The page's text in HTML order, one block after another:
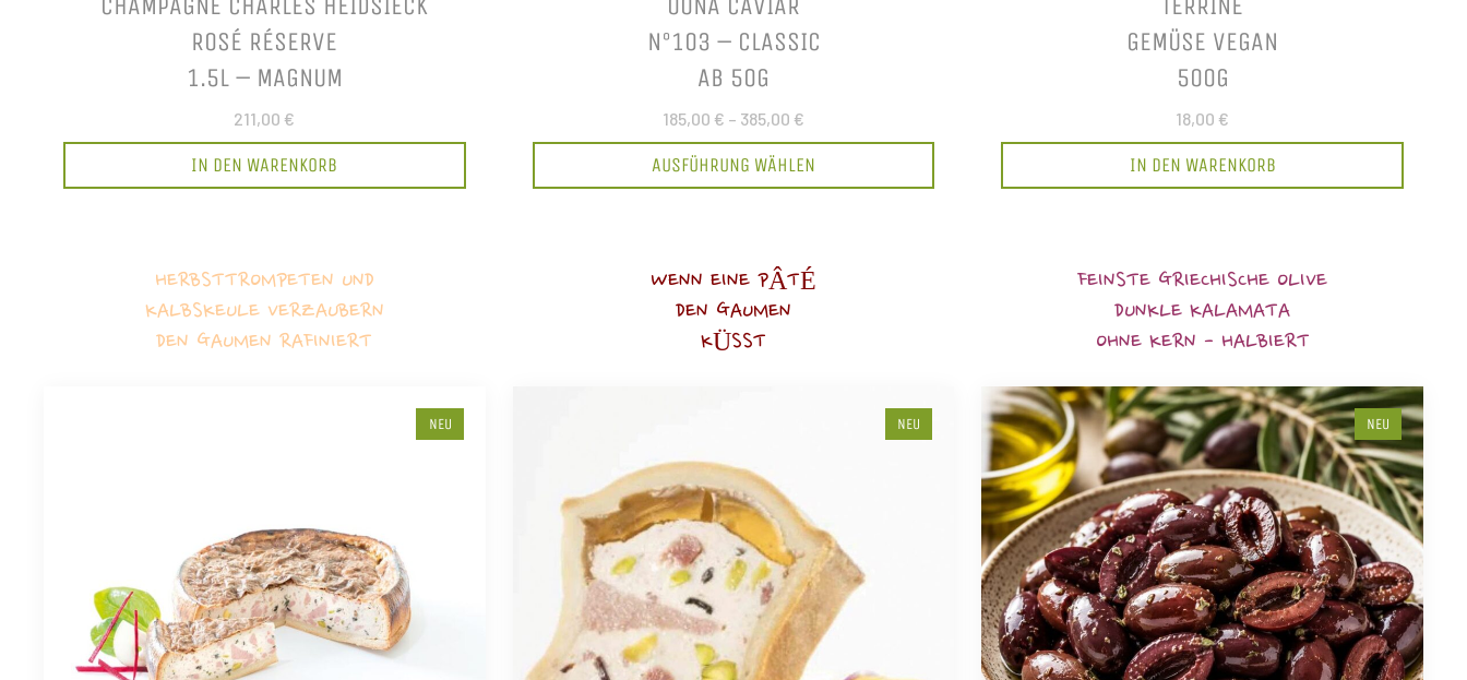
ROSÉ RÉSERVE
1.5L – MAGNUM
211,00 €
IN DEN WARENKORB
N°103 – CLASSIC
AB 50G
185,00 € – 385,00 €
AUSFÜHRUNG WÄHLEN
GEMÜSE VEGAN
500G
18,00 €
IN DEN WARENKORB
HERBSTTROMPETEN UND
KALBSKEULE VERZAUBERN
DEN GAUMEN RAFINIERT
NEU
WENN EINE PÂTÉ
DEN GAUMEN
KÜSST
NEU
FEINSTE GRIECHISCHE OLIVE
DUNKLE KALAMATA
OHNE KERN - HALBIERT
NEU